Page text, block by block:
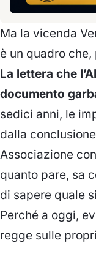
Ma la vicenda
è un quadro
La lettera che
documento
sedici anni, le
dalla
Associazione
quanto pare, sa
di sapere quale
Perché a oggi,
regge sulle